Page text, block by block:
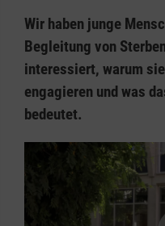
Wir haben junge
Begleitung von
interessiert, warum
engagieren und was
bedeutet.